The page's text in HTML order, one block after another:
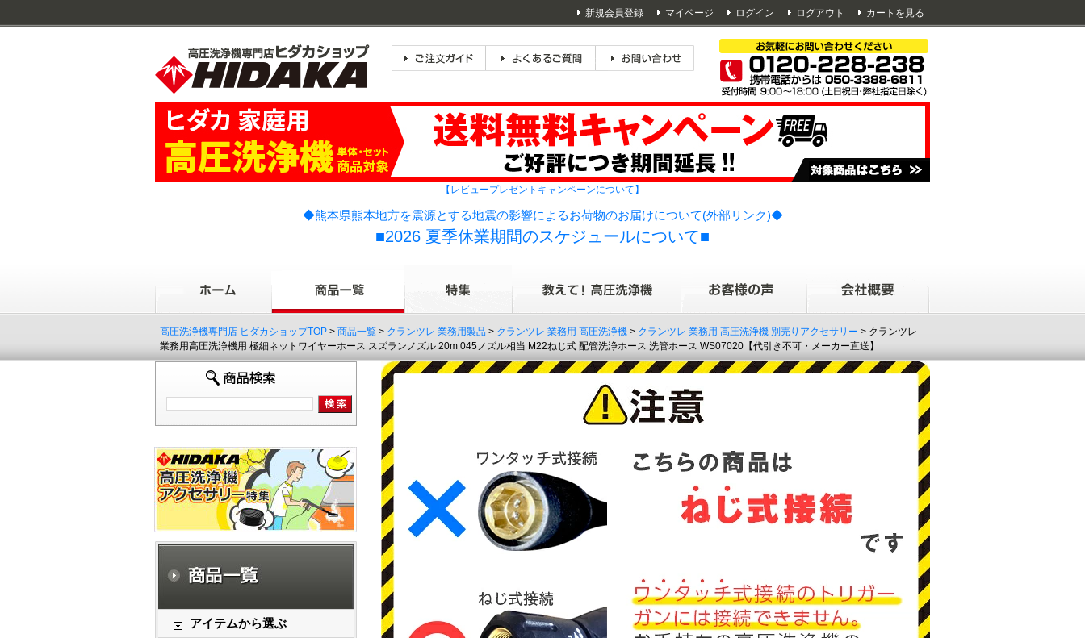
新規会員登録 マイページ ログイン ログアウト カートを見る
【レビュープレゼントキャンペーンについて】
◆熊本県熊本地方を震源とする地震の影響によるお荷物のお届けについて(外部リンク)◆
■2026 夏季休業期間のスケジュールについて■
高圧洗浄機専門店 ヒダカショップTOP > 商品一覧 > クランツレ 業務用製品 > クランツレ 業務用 高圧洗浄機 > クランツレ 業務用 高圧洗浄機 別売りアクセサリー > クランツレ
業務用高圧洗浄機用 極細ネットワイヤーホース スズランノズル 20m 045ノズル相当 M22ねじ式 配管洗浄ホース 洗管ホース WS07020【代引き不可・メーカー直送】
アイテムから選ぶ